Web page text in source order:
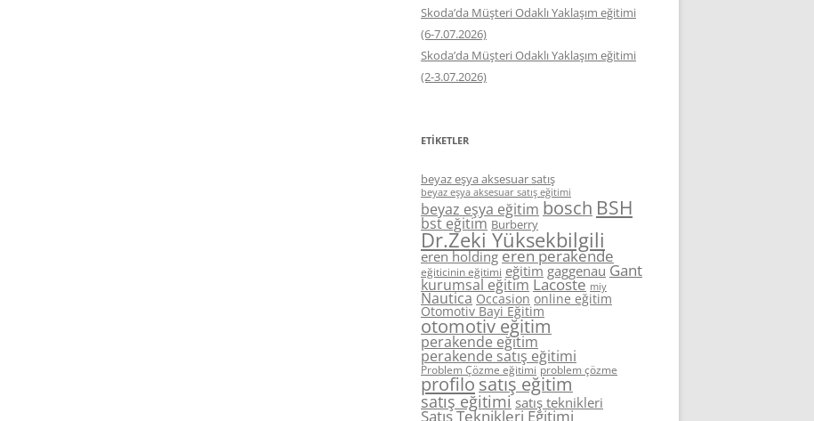
Skoda’da Müşteri Odaklı Yaklaşım eğitimi
(6-7.07.2026)
Skoda’da Müşteri Odaklı Yaklaşım eğitimi
(2-3.07.2026)
ETIKETLER
beyaz eşya aksesuar satış
beyaz eşya aksesuar satış eğitimi
beyaz eşya eğitim bosch BSH
bst eğitim Burberry
Dr.Zeki Yüksekbilgili
eren holding eren perakende
eğiticinin eğitimi eğitim gaggenau Gant
kurumsal eğitim Lacoste miy
Nautica Occasion online eğitim
Otomotiv Bayi Eğitim
otomotiv eğitim
perakende eğitim
perakende satış eğitimi
Problem Çözme eğitimi problem çözme
profilo satış eğitim
satış eğitimi satış teknikleri
Satış Teknikleri Eğitimi